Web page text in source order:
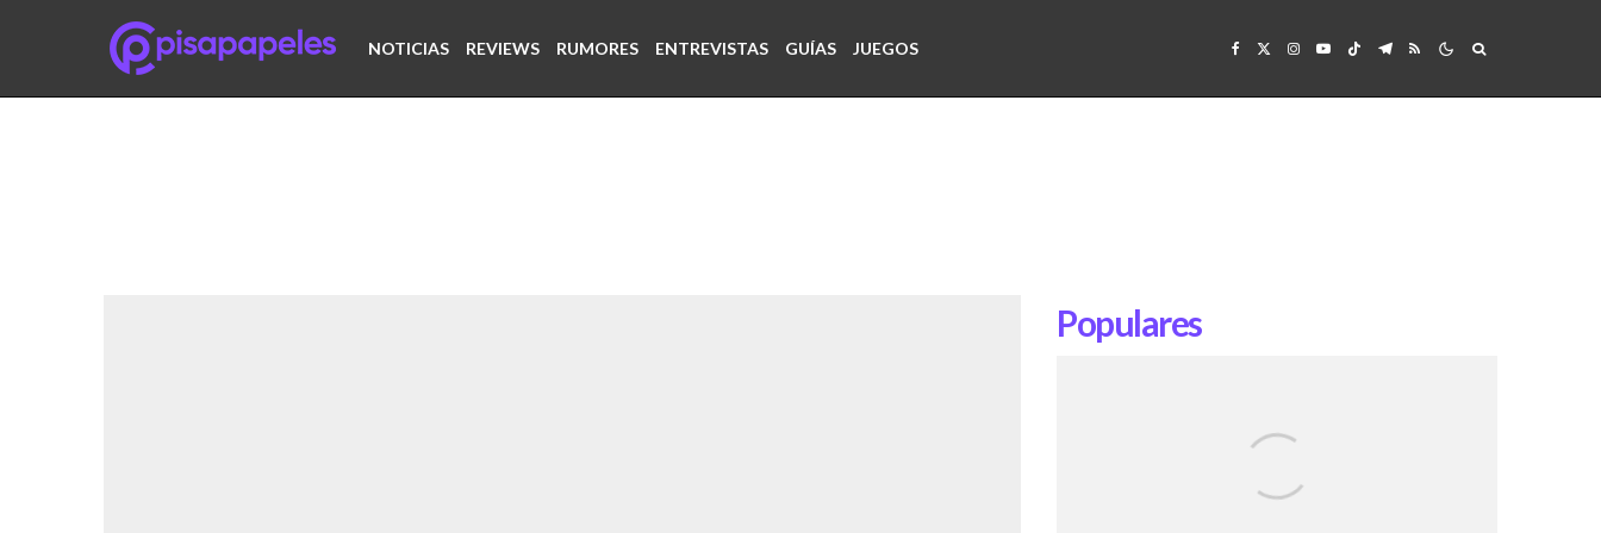
NOTICIAS REVIEWS RUMORES ENTREVISTAS GUÍAS JUEGOS
Populares